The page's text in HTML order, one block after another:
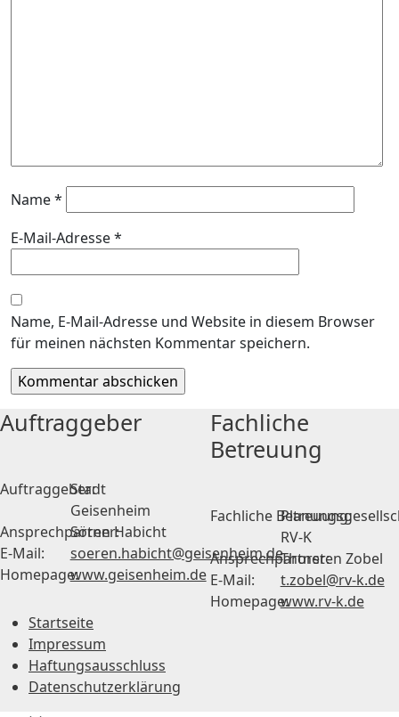
Name*
E-Mail-Adresse*
Name, E-Mail-Adresse und Website in diesem Browser
für meinen nächsten Kommentar speichern.
Auftraggeber
Auftraggeber:
Stadt
Geisenheim
Ansprechpartner:Sören Habicht
E-Mail:
soeren.habicht@geisenheim.de
Homepage:www.geisenheim.de
Fachliche
Betreuung
Fachliche Betreuung:
RV-K
Ansprechpartner:Thorsten Zobel
E-Mail:
t.zobel@rv-k.de
Homepage:www.rv-k.de
Startseite
Impressum
Haftungsausschluss
Datenschutzerklärung